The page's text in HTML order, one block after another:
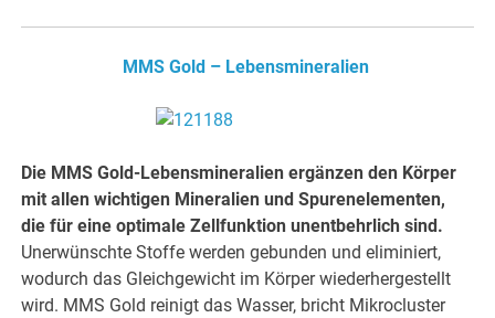
MMS Gold – Lebensmineralien
Die MMS Gold-Lebensmineralien ergänzen den Körper
mit allen wichtigen Mineralien und Spurenelementen,
die für eine optimale Zellfunktion unentbehrlich sind.
Unerwünschte Stoffe werden gebunden und eliminiert,
wodurch das Gleichgewicht im Körper wiederhergestellt
wird. MMS Gold reinigt das Wasser, bricht Mikrocluster